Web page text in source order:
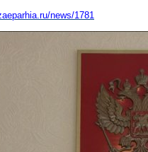
news/1781